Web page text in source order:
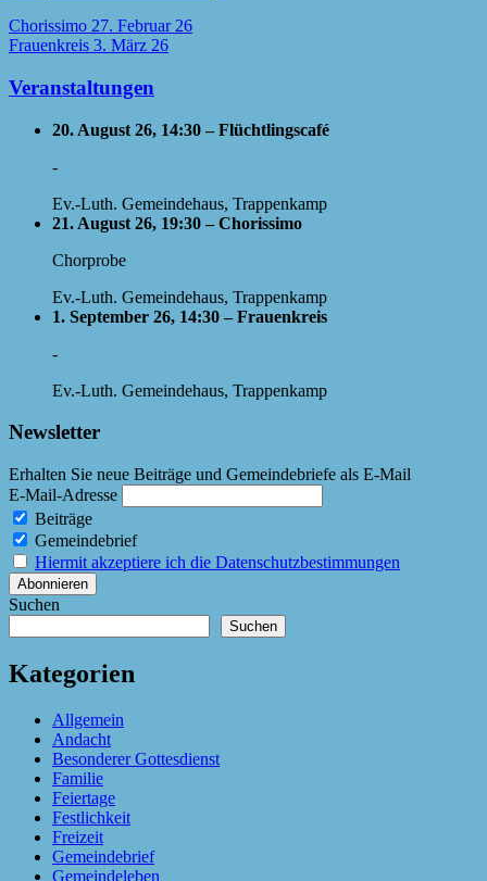
Beitragsnavigation
Chorissimo 27. Februar 26
Frauenkreis 3. März 26
Veranstaltungen
20. August 26, 14:30 – Flüchtlingscafé
-
Ev.-Luth. Gemeindehaus, Trappenkamp
21. August 26, 19:30 – Chorissimo
Chorprobe
Ev.-Luth. Gemeindehaus, Trappenkamp
1. September 26, 14:30 – Frauenkreis
-
Ev.-Luth. Gemeindehaus, Trappenkamp
Newsletter
Erhalten Sie neue Beiträge und Gemeindebriefe als E-Mail
E-Mail-Adresse
Beiträge
Gemeindebrief
Hiermit akzeptiere ich die Datenschutzbestimmungen
Suchen
Suchen
Kategorien
Allgemein
Andacht
Besonderer Gottesdienst
Familie
Feiertage
Festlichkeit
Freizeit
Gemeindebrief
Gemeindeleben